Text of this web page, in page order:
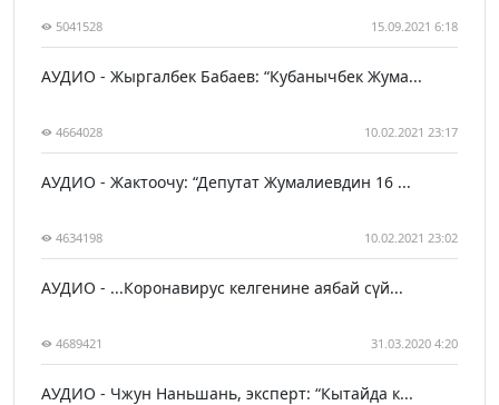
5041528 15.09.2021 6:18
АУДИО - Жыргалбек Бабаев: “Кубанычбек Жума...
4664028 10.02.2021 23:17
АУДИО - Жактоочу: “Депутат Жумалиевдин 16 ...
4634198 10.02.2021 23:02
АУДИО - ...Коронавирус келгенине аябай сүй...
4689421 31.03.2020 4:20
АУДИО - Чжун Наньшань, эксперт: “Кытайда к...